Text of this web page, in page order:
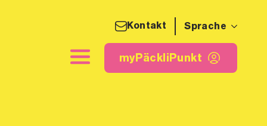
Kontakt Sprache
myPäckliPunkt
myPäckliPunkt